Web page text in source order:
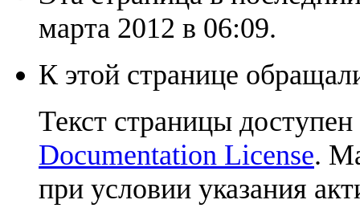
марта 2012 в 06:09.
К этой странице
Текст страницы
Documentation License.
при условии указания